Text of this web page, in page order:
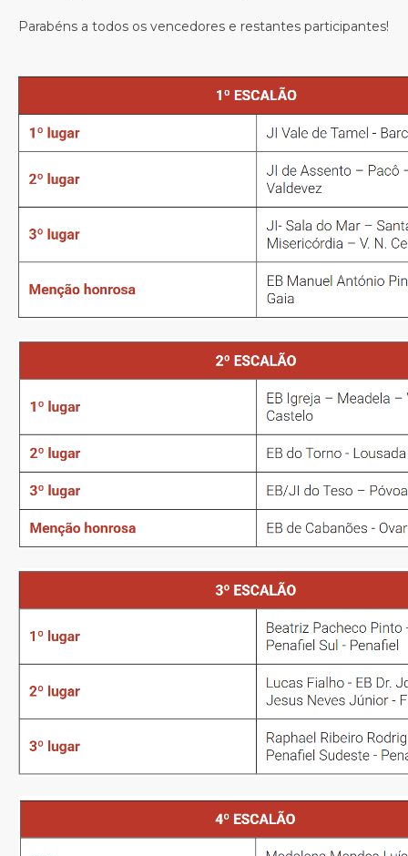
Parabéns a todos os vencedores e restantes participantes!